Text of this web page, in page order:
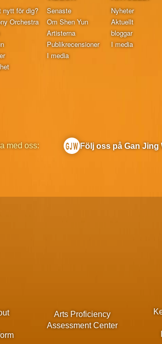
nytt för dig?
Orchestra
Senaste
Om Shen Yun
Artisterna
Publikrecensioner
I media
Nyheter
Aktuellt
bloggar
I media
med oss: Följ oss på Gan Jing
Arts Proficiency
Assessment Center